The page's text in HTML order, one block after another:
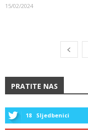
15/02/2024
PRATITE NAS
18 Sljedbenici